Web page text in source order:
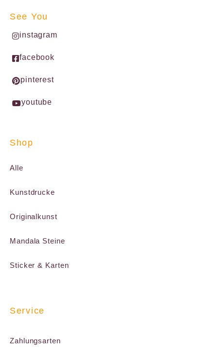
See You
instagram
facebook
pinterest
youtube
Shop
Alle
Kunstdrucke
Originalkunst
Mandala Steine
Sticker & Karten
Service
Zahlungsarten